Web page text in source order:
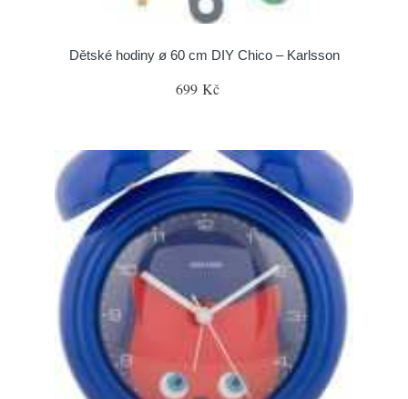
Dětské hodiny ø 60 cm DIY Chico – Karlsson
699 Kč